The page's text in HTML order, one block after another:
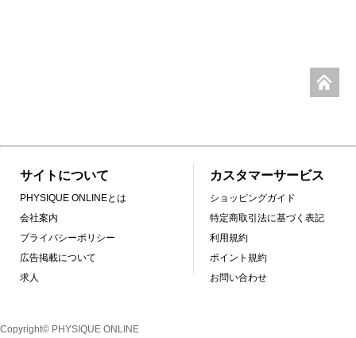
サイトについて
PHYSIQUE ONLINEとは
会社案内
プライバシーポリシー
広告掲載について
求人
カスタマーサービス
ショッピングガイド
特定商取引法に基づく表記
利用規約
ポイント規約
お問い合わせ
Copyright© PHYSIQUE ONLINE